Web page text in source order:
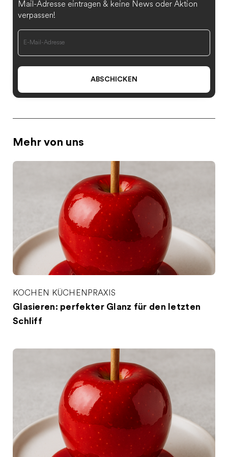
Mail-Adresse eintragen & keine News oder Aktion
verpassen!
ABSCHICKEN
Mehr von uns
KOCHEN KÜCHENPRAXIS
Glasieren: perfekter Glanz für den letzten
Schliff